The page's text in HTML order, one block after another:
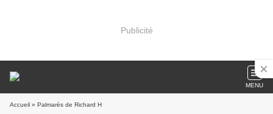
Publicité
MENU
Accueil » Palmarès de Richard H